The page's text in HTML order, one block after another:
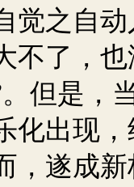
觉之自
不了，
但是，
化出现
，遂成